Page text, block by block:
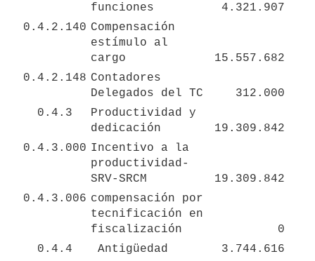
funciones
4.321.907
0.4.2.140 Compensación
estímulo al
cargo
15.557.682
0.4.2.148 Contadores
Delegados del TC
312.000
0.4.3
Productividad y
dedicación
19.309.842
0.4.3.000 Incentivo a la
productividad-
SRV-SRCM
19.309.842
0.4.3.006 compensación por
tecnificación en
fiscalización
0
0.4.4
Antigüedad
3.744.616